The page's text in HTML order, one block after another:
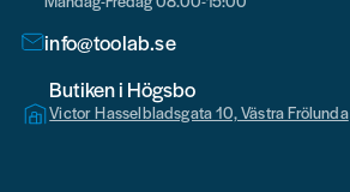
info@toolab.se
Butiken i Högsbo
Victor Hasselbladsgata 10, Västra Frölunda